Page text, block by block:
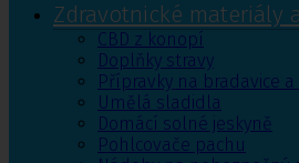
Zdravotnické materiály
CBD z konopí
Doplňky stravy
Přípravky na bradavice
Umělá sladidla
Domácí solné jeskyně
Pohlcovače pachu